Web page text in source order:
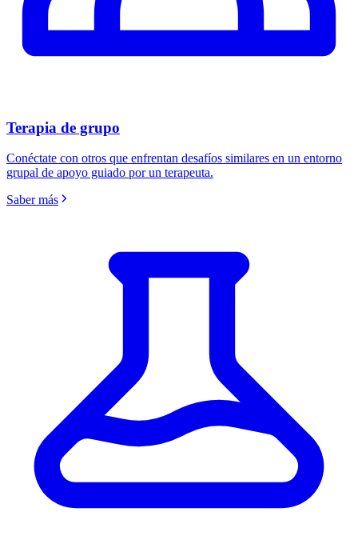
Terapia de grupo
Conéctate con otros que enfrentan desafíos similares en un entorno
grupal de apoyo guiado por un terapeuta.
Saber más